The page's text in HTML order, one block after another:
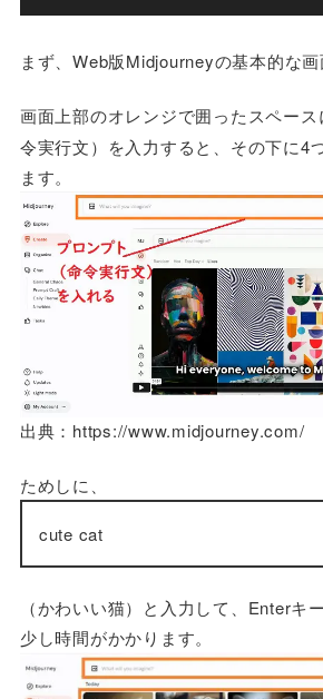
まず、Web版Midjourneyの基本的な画
画面上部のオレンジで囲ったスペース
令実行文）を入力すると、その下に4
ます。
出典：https://www.midjourney.com/
ためしに、
cute cat
（かわいい猫）と入力して、Enterキ
少し時間がかかります。